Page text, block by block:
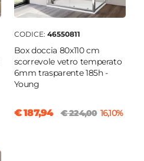
CODICE: 46550811
Box doccia 80x110 cm
scorrevole vetro temperato
6mm trasparente 185h -
Young
€ 187,94 € 224,00 16,10%